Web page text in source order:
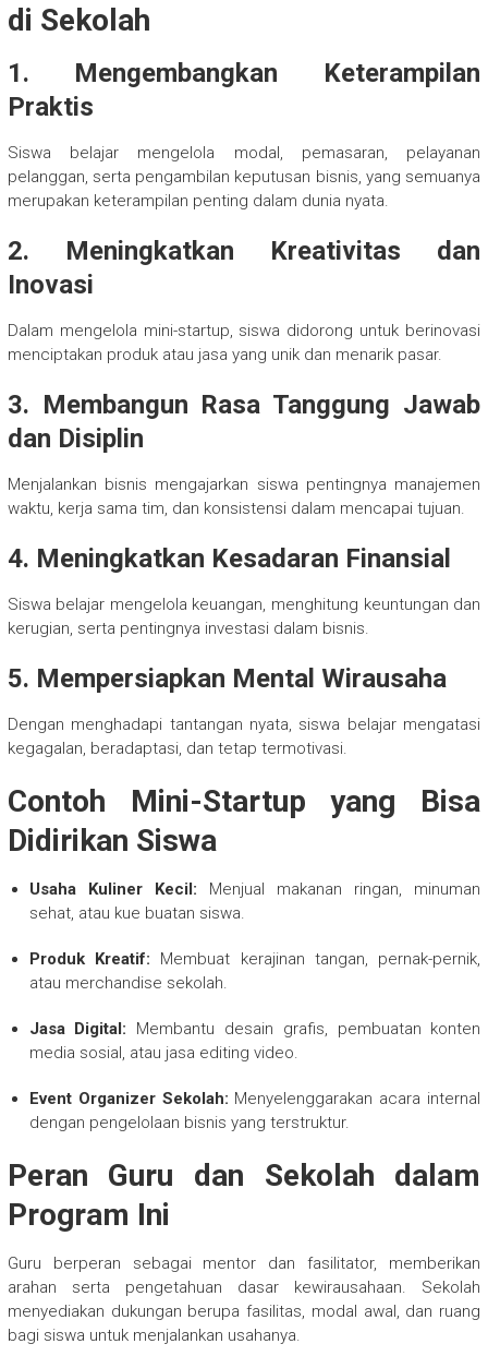
di Sekolah
1. Mengembangkan Keterampilan
Praktis
Siswa belajar mengelola modal, pemasaran, pelayanan
pelanggan, serta pengambilan keputusan bisnis, yang semuanya
merupakan keterampilan penting dalam dunia nyata.
2. Meningkatkan Kreativitas dan
Inovasi
Dalam mengelola mini-startup, siswa didorong untuk berinovasi
menciptakan produk atau jasa yang unik dan menarik pasar.
3. Membangun Rasa Tanggung Jawab
dan Disiplin
Menjalankan bisnis mengajarkan siswa pentingnya manajemen
waktu, kerja sama tim, dan konsistensi dalam mencapai tujuan.
4. Meningkatkan Kesadaran Finansial
Siswa belajar mengelola keuangan, menghitung keuntungan dan
kerugian, serta pentingnya investasi dalam bisnis.
5. Mempersiapkan Mental Wirausaha
Dengan menghadapi tantangan nyata, siswa belajar mengatasi
kegagalan, beradaptasi, dan tetap termotivasi.
Contoh Mini-Startup yang Bisa
Didirikan Siswa
Usaha Kuliner Kecil: Menjual makanan ringan, minuman
sehat, atau kue buatan siswa.
Produk Kreatif: Membuat kerajinan tangan, pernak-pernik,
atau merchandise sekolah.
Jasa Digital: Membantu desain grafis, pembuatan konten
media sosial, atau jasa editing video.
Event Organizer Sekolah: Menyelenggarakan acara internal
dengan pengelolaan bisnis yang terstruktur.
Peran Guru dan Sekolah dalam
Program Ini
Guru berperan sebagai mentor dan fasilitator, memberikan
arahan serta pengetahuan dasar kewirausahaan. Sekolah
menyediakan dukungan berupa fasilitas, modal awal, dan ruang
bagi siswa untuk menjalankan usahanya.